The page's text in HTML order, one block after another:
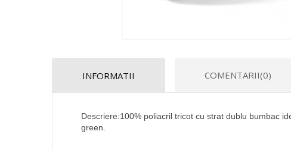
INFORMATII COMENTARII(0)
Descriere:100% poliacril tricot cu strat dublu bumbac
green.